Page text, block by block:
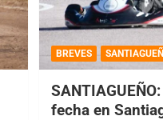
BREVES
fecha en